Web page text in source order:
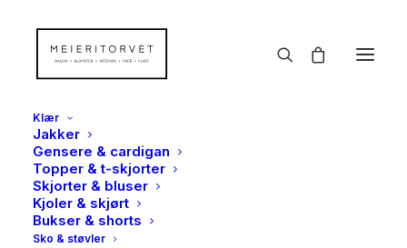
Klær
Jakker
Gensere & cardigan
Topper & t-skjorter
Skjorter & bluser
Kjoler & skjørt
Bukser & shorts
Sko & støvler